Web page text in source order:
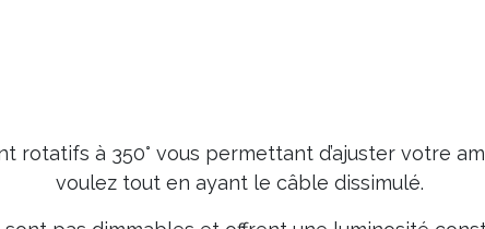
rotatifs à 350° vous permettant d’ajuster votre
voulez tout en ayant le câble dissimulé.